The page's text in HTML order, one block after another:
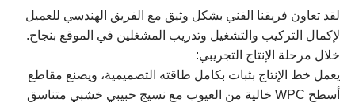
لقد تعاون فريقنا الفني بشكل وثيق مع الفريق الهندسي للعميل
لإكمال التركيب والتشغيل وتدريب المشغلين في الموقع بنجاح.
خلال مرحلة الإنتاج التجريبي:
يعمل خط الإنتاج بثبات بكامل طاقته التصميمية، ويصنع مقاطع
أسطح WPC خالية من العيوب مع نسيج حبيبي خشبي متناسق